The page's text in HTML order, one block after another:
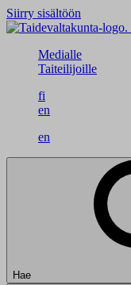
Siirry sisältöön
Medialle
Taiteilijoille
fi
en
en
Hae